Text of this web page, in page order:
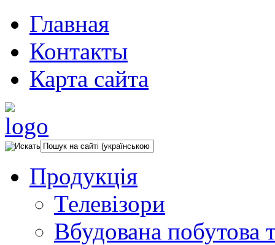
Главная
Контакты
Карта сайта
Продукція
Телевізори
Вбудована побутова